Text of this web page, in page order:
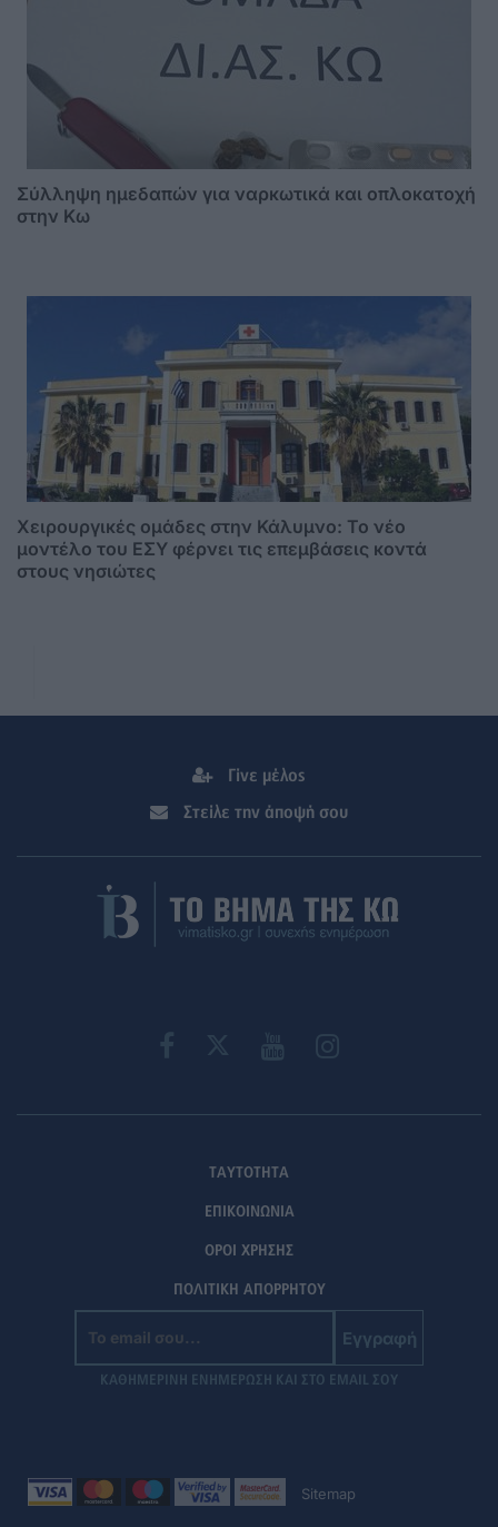
Σύλληψη ημεδαπών για ναρκωτικά και οπλοκατοχή
στην Κω
Χειρουργικές ομάδες στην Κάλυμνο: Το νέο
μοντέλο του ΕΣΥ φέρνει τις επεμβάσεις κοντά
στους νησιώτες
Γίνε μέλος
Στείλε την άποψή σου
ΤΑΥΤΟΤΗΤΑ
ΕΠΙΚΟΙΝΩΝΙΑ
ΟΡΟΙ ΧΡΗΣΗΣ
ΠΟΛΙΤΙΚΗ ΑΠΟΡΡΗΤΟΥ
Εγγραφή
ΚΑΘΗΜΕΡΙΝΗ ΕΝΗΜΕΡΩΣΗ ΚΑΙ ΣΤΟ EMAIL ΣΟΥ
Sitemap